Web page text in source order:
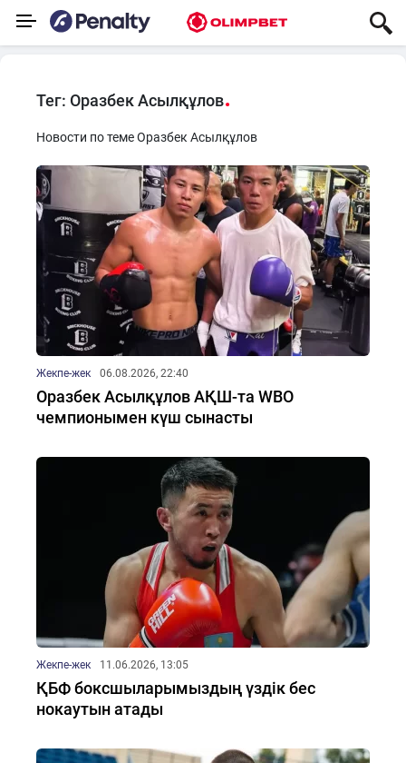
Тег: Оразбек Асылқұлов
Новости по теме Оразбек Асылқұлов
Жекпе-жек 06.08.2026, 22:40
Оразбек Асылқұлов АҚШ-та WBO
чемпионымен күш сынасты
Жекпе-жек 11.06.2026, 13:05
ҚБФ боксшыларымыздың үздік бес
нокаутын атады